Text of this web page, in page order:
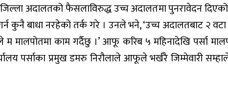
अदालतको फैसलाविरुद्ध उच्च अदालतमा पुनरावेदन
बाधा नरहेको तर्क गरे । उनले भने, ‘उच्च अदालतबाट २
काम गर्दैछु ।’ आफू करिब ५ महिनादेखि पर्सा
पर्साका प्रमुख डमरु निरौलाले आफूले भर्खरै जिम्मेवारी